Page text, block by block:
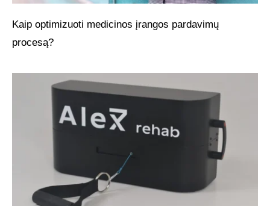
Kaip optimizuoti medicinos įrangos pardavimų
procesą?